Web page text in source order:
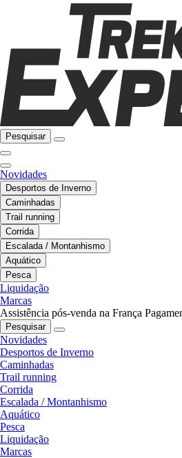
Pesquisar
Novidades
Desportos de Inverno
Caminhadas
Trail running
Corrida
Escalada / Montanhismo
Aquático
Pesca
Liquidação
Marcas
Assistência pós-venda na França
Pesquisar
Novidades
Desportos de Inverno
Caminhadas
Trail running
Corrida
Escalada / Montanhismo
Aquático
Pesca
Liquidação
Marcas